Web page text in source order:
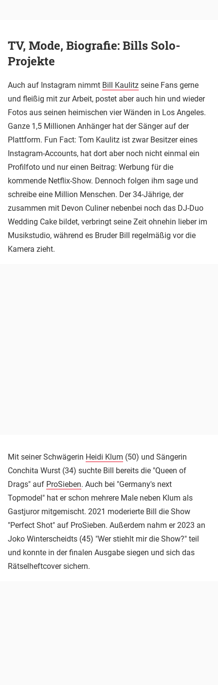
TV, Mode, Biografie: Bills Solo-
Projekte
Auch auf Instagram nimmt Bill Kaulitz seine Fans gerne
und fleißig mit zur Arbeit, postet aber auch hin und wieder
Fotos aus seinen heimischen vier Wänden in Los Angeles.
Ganze 1,5 Millionen Anhänger hat der Sänger auf der
Plattform. Fun Fact: Tom Kaulitz ist zwar Besitzer eines
Instagram-Accounts, hat dort aber noch nicht einmal ein
Profilfoto und nur einen Beitrag: Werbung für die
kommende Netflix-Show. Dennoch folgen ihm sage und
schreibe eine Million Menschen. Der 34-Jährige, der
zusammen mit Devon Culiner nebenbei noch das DJ-Duo
Wedding Cake bildet, verbringt seine Zeit ohnehin lieber im
Musikstudio, während es Bruder Bill regelmäßig vor die
Kamera zieht.
Mit seiner Schwägerin Heidi Klum (50) und Sängerin
Conchita Wurst (34) suchte Bill bereits die "Queen of
Drags" auf ProSieben. Auch bei "Germany's next
Topmodel" hat er schon mehrere Male neben Klum als
Gastjuror mitgemischt. 2021 moderierte Bill die Show
"Perfect Shot" auf ProSieben. Außerdem nahm er 2023 an
Joko Winterscheidts (45) "Wer stiehlt mir die Show?" teil
und konnte in der finalen Ausgabe siegen und sich das
Rätselheftcover sichern.